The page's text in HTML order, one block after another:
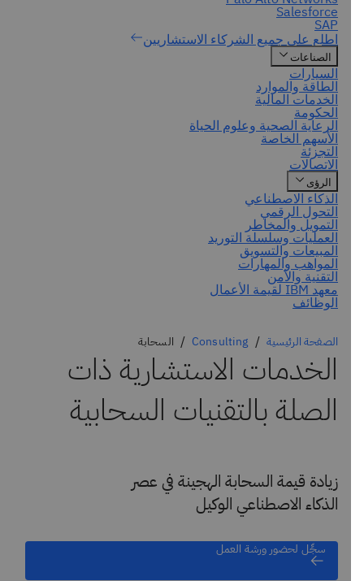
الصفحة الرئيسية Consulting السحابة
الخدمات الاستشارية ذات
الصلة بالتقنيات السحابية
زيادة قيمة السحابة الهجينة في عصر
الذكاء الاصطناعي الوكيل
سجِّل لحضور ورشة العمل